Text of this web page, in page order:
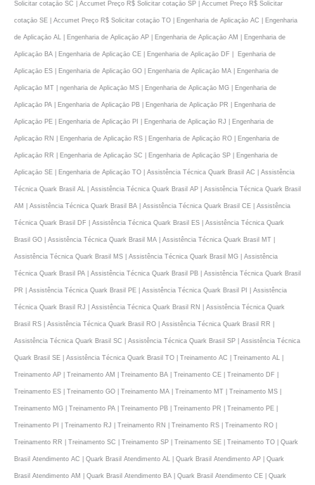
Solicitar cotaçāo SC | Accumet Preço R$ Solicitar cotaçāo SP | Accumet Preço R$ Solicitar
cotaçāo SE | Accumet Preço R$ Solicitar cotaçāo TO | Engenharia de Aplicaçāo AC | Engenharia
de Aplicaçāo AL | Engenharia de Aplicaçāo AP | Engenharia de Aplicaçāo AM | Engenharia de
Aplicaçāo BA | Engenharia de Aplicaçāo CE | Engenharia de Aplicaçāo DF | Egenharia de
Aplicaçāo ES | Engenharia de Aplicaçāo GO | Engenharia de Aplicaçāo MA | Engenharia de
Aplicaçāo MT | ngenharia de Aplicaçāo MS | Engenharia de Aplicaçāo MG | Engenharia de
Aplicaçāo PA | Engenharia de Aplicaçāo PB | Engenharia de Aplicaçāo PR | Engenharia de
Aplicaçāo PE | Engenharia de Aplicaçāo PI | Engenharia de Aplicaçāo RJ | Engenharia de
Aplicaçāo RN | Engenharia de Aplicaçāo RS | Engenharia de Aplicaçāo RO | Engenharia de
Aplicaçāo RR | Engenharia de Aplicaçāo SC | Engenharia de Aplicaçāo SP | Engenharia de
Aplicaçāo SE | Engenharia de Aplicaçāo TO | Assistência Técnica Quark Brasil AC | Assistência
Técnica Quark Brasil AL | Assistência Técnica Quark Brasil AP | Assistência Técnica Quark Brasil
AM | Assistência Técnica Quark Brasil BA | Assistência Técnica Quark Brasil CE | Assistência
Técnica Quark Brasil DF | Assistência Técnica Quark Brasil ES | Assistência Técnica Quark
Brasil GO | Assistência Técnica Quark Brasil MA | Assistência Técnica Quark Brasil MT |
Assistência Técnica Quark Brasil MS | Assistência Técnica Quark Brasil MG | Assistência
Técnica Quark Brasil PA | Assistência Técnica Quark Brasil PB | Assistência Técnica Quark Brasil
PR | Assistência Técnica Quark Brasil PE | Assistência Técnica Quark Brasil PI | Assistência
Técnica Quark Brasil RJ | Assistência Técnica Quark Brasil RN | Assistência Técnica Quark
Brasil RS | Assistência Técnica Quark Brasil RO | Assistência Técnica Quark Brasil RR |
Assistência Técnica Quark Brasil SC | Assistência Técnica Quark Brasil SP | Assistência Técnica
Quark Brasil SE | Assistência Técnica Quark Brasil TO | Treinamento AC | Treinamento AL |
Treinamento AP | Treinamento AM | Treinamento BA | Treinamento CE | Treinamento DF |
Treinamento ES | Treinamento GO | Treinamento MA | Treinamento MT | Treinamento MS |
Treinamento MG | Treinamento PA | Treinamento PB | Treinamento PR | Treinamento PE |
Treinamento PI | Treinamento RJ | Treinamento RN | Treinamento RS | Treinamento RO |
Treinamento RR | Treinamento SC | Treinamento SP | Treinamento SE | Treinamento TO | Quark
Brasil Atendimento AC | Quark Brasil Atendimento AL | Quark Brasil Atendimento AP | Quark
Brasil Atendimento AM | Quark Brasil Atendimento BA | Quark Brasil Atendimento CE | Quark